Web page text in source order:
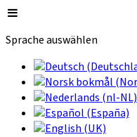
Sprache auswählen